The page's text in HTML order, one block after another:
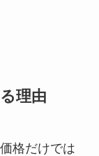
理由
格だけでは